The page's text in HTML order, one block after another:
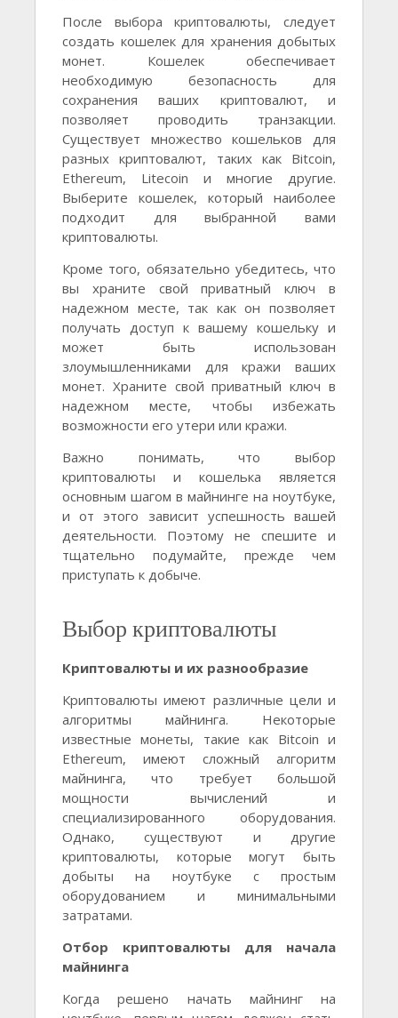
После выбора криптовалюты, следует
создать кошелек для хранения добытых
монет. Кошелек обеспечивает
необходимую безопасность для
сохранения ваших криптовалют, и
позволяет проводить транзакции.
Существует множество кошельков для
разных криптовалют, таких как Bitcoin,
Ethereum, Litecoin и многие другие.
Выберите кошелек, который наиболее
подходит для выбранной вами
криптовалюты.
Кроме того, обязательно убедитесь, что
вы храните свой приватный ключ в
надежном месте, так как он позволяет
получать доступ к вашему кошельку и
может быть использован
злоумышленниками для кражи ваших
монет. Храните свой приватный ключ в
надежном месте, чтобы избежать
возможности его утери или кражи.
Важно понимать, что выбор
криптовалюты и кошелька является
основным шагом в майнинге на ноутбуке,
и от этого зависит успешность вашей
деятельности. Поэтому не спешите и
тщательно подумайте, прежде чем
приступать к добыче.
Выбор криптовалюты
Криптовалюты и их разнообразие
Криптовалюты имеют различные цели и
алгоритмы майнинга. Некоторые
известные монеты, такие как Bitcoin и
Ethereum, имеют сложный алгоритм
майнинга, что требует большой
мощности вычислений и
специализированного оборудования.
Однако, существуют и другие
криптовалюты, которые могут быть
добыты на ноутбуке с простым
оборудованием и минимальными
затратами.
Отбор криптовалюты для начала
майнинга
Когда решено начать майнинг на